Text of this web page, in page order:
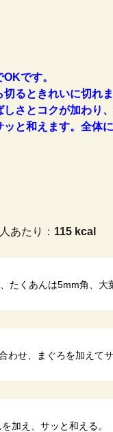
です。
るときれいに切れま
さとコクが加わり
と和えます。全体
あたり ： 115 kcal
たくあんは5mm角、大
わせ、まぐろを加えて
加え、サッと和える。